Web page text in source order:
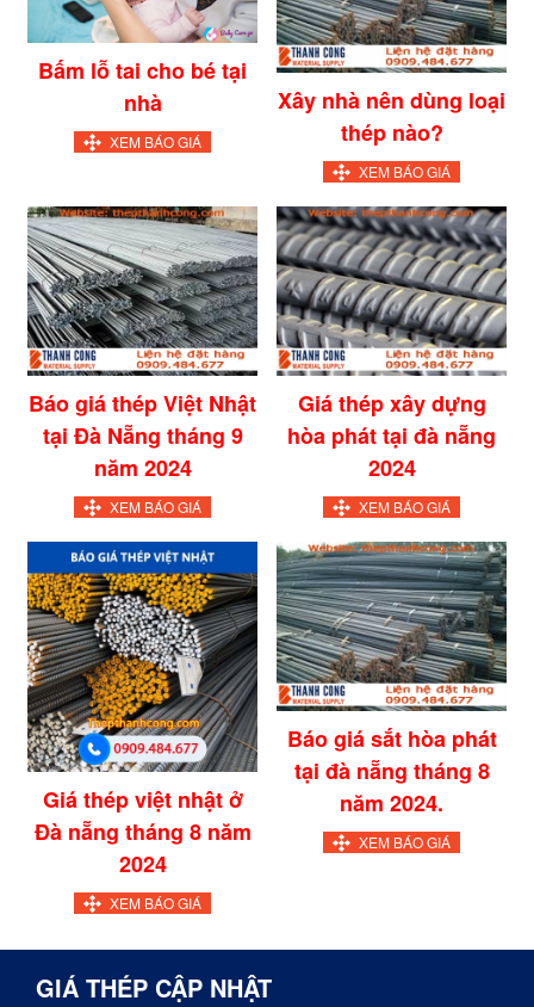
Bấm lỗ tai cho bé tại
nhà
XEM BÁO GIÁ
Xây nhà nên dùng loại
thép nào?
XEM BÁO GIÁ
Báo giá thép Việt Nhật
tại Đà Nẵng tháng 9
năm 2024
XEM BÁO GIÁ
Giá thép xây dựng
hòa phát tại đà nẵng
2024
XEM BÁO GIÁ
Giá thép việt nhật ở
Đà nẵng tháng 8 năm
2024
XEM BÁO GIÁ
Báo giá sắt hòa phát
tại đà nẵng tháng 8
năm 2024.
XEM BÁO GIÁ
GIÁ THÉP CẬP NHẬT